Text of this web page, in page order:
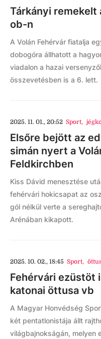
Tárkányi remekelt
ob-n
A Volán Fehérvár fiatalja
dobogóra állhatott a
viadalon a hazai
összevetésben is a 6. lett.
2025. 11. 01., 20:52 Sport,
Elsőre bejött az
simán nyert a
Feldkirchben
Kiss Dávid menesztése
fehérvári hokicsapat az
gól nélkül verte a
Arénában kikapott.
2025. 10. 02., 18:45 Sport,
Fehérvári ezüstöt
katonai öttusa vb
A Magyar Honvédség
két pentatlonistája állt
világbajnokságán, melyen